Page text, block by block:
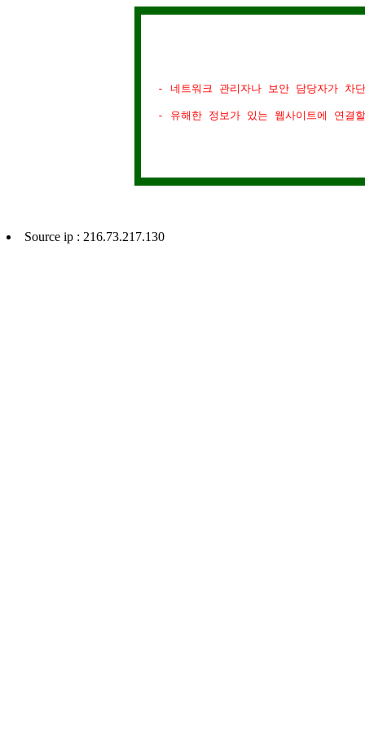
- 네트워크 관리자나 보안 담당자가 차
- 유해한 정보가 있는 웹사이트에 연결
Source ip : 216.73.217.130